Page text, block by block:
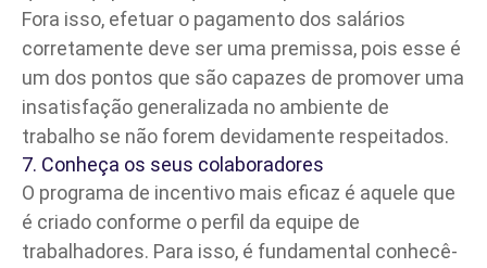
Fora isso, efetuar o pagamento dos salários
corretamente deve ser uma premissa, pois esse é
um dos pontos que são capazes de promover uma
insatisfação generalizada no ambiente de
trabalho se não forem devidamente respeitados.
7. Conheça os seus colaboradores
O programa de incentivo mais eficaz é aquele que
é criado conforme o perfil da equipe de
trabalhadores. Para isso, é fundamental conhecê-